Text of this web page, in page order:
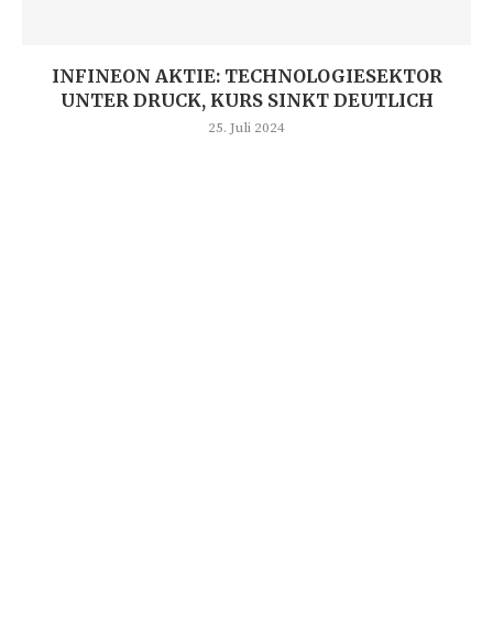
INFINEON AKTIE: TECHNOLOGIESEKTOR
UNTER DRUCK, KURS SINKT DEUTLICH
25. Juli 2024